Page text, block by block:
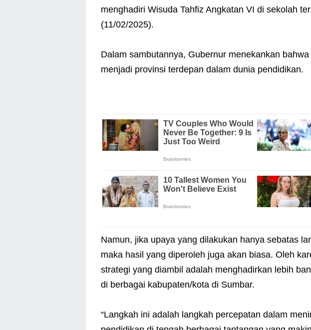
menghadiri Wisuda Tahfiz Angkatan VI di sekolah
(11/02/2025).
Dalam sambutannya, Gubernur menekankan
menjadi provinsi terdepan dalam dunia pendidikan.
Namun, jika upaya yang dilakukan hanya sebatas
maka hasil yang diperoleh juga akan biasa. Oleh
strategi yang diambil adalah menghadirkan lebih
di berbagai kabupaten/kota di Sumbar.
“Langkah ini adalah langkah percepatan dalam